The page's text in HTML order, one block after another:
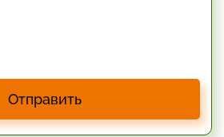
Отправить